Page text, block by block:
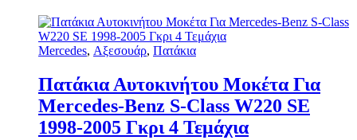
Mercedes, Αξεσουάρ, Πατάκια
Πατάκια Αυτοκινήτου Μοκέτα Για
Mercedes-Benz S-Class W220 SE
1998-2005 Γκρι 4 Τεμάχια